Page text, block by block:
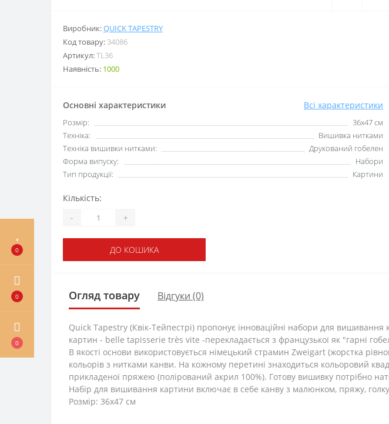
0
0
0
Виробник:QUICK TAPESTRY
Код товару: 34086
Артикул:TL36
Наявність: 1000
Основні характеристики Всі характеристики
Розмір:
36х47 см
Техніка:
Вишивка нитками
Техніка вишивки нитками:
Друкований гобелен
Форма випуску:
Набори
Тип продукції:
Картини
Кількість:
- +
ДО КОШИКА
Огляд товару Відгуки (0)
Quick Tapestry (Квік-Тейпестрі) пропонує інноваційні набори для
картин - belle tapisserie très vite -перекладається з французької як "гарні
В якості основи використовується німецький страмин Zweigart (жорстка
кольорів з нитками канви. На кожному перетині знаходиться кольоровий
прикладеної пряжею (полірований акрил 100%). Готову вишивку потрібно
Набір для вишивання картини включає в себе канву з малюнком, пряжу, голку
Розмір: 36x47 см